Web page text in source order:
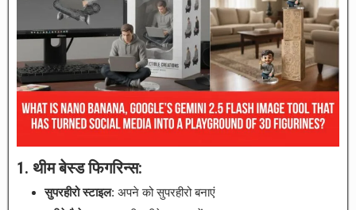
1. थीम बेस्ड फिगरिन्स:
सुपरहीरो स्टाइल: अपने को सुपरहीरो बनाएं